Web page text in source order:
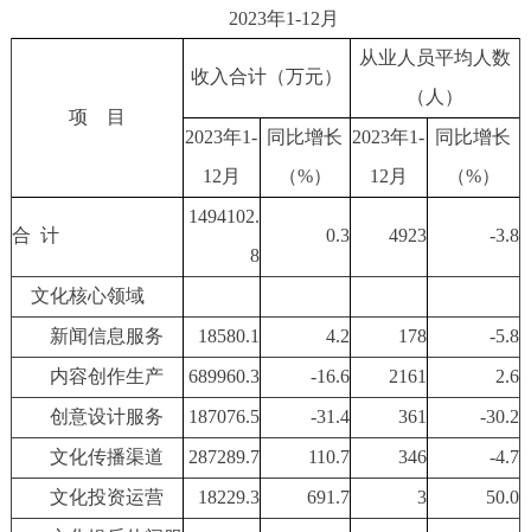
2023年1-12月
项 目
收入合计（万元）
从业人员平均人数
（人）
2023年1-
12 月
同比增长
（%）
2023年1-
12 月
同比增长
（%）
合 计
1494102.
8
0.3 4923 -3.8
文化核心领域
新闻信息服务
18580.1 4.2 178
-5.8
内容创作生产
689960.3 -16.6 2161
2.6
创意设计服务
187076.5 -31.4 361
-30.2
文化传播渠道
287289.7 110.7 346
-4.7
文化投资运营
18229.3 691.7 3
50.0